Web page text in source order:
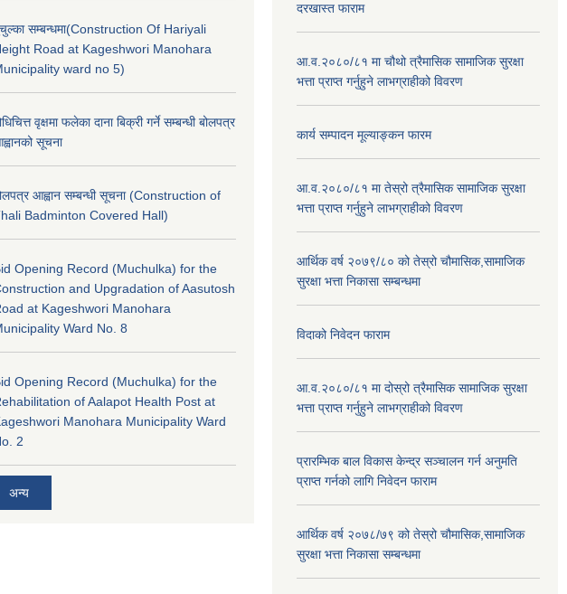
सम्बन्धमा(Construction Of Hariyali
Road at Kageshwori Manohara
ward no 5)
वृक्षमा फलेका दाना बिक्री गर्ने सम्बन्धी बोलपत्र
सूचना
आह्वान सम्बन्धी सूचना (Construction of
Badminton Covered Hall)
Opening Record (Muchulka) for the
and Upgradation of Aasutosh
at Kageshwori Manohara
Ward No. 8
Opening Record (Muchulka) for the
of Aalapot Health Post at
Manohara Municipality Ward
2
अन्य
दरखास्त फाराम
आ.व.२०८०/८१ मा चौथो त्रैमासिक सामाजिक सुरक्षा
भत्ता प्राप्त गर्नुहुने लाभग्राहीको विवरण
कार्य सम्पादन मूल्याङ्कन फारम
आ.व.२०८०/८१ मा तेस्रो त्रैमासिक सामाजिक सुरक्षा
भत्ता प्राप्त गर्नुहुने लाभग्राहीको विवरण
आर्थिक वर्ष २०७९/८० को तेस्रो चौमासिक,सामाजिक
सुरक्षा भत्ता निकासा सम्बन्धमा
विदाको निवेदन फाराम
आ.व.२०८०/८१ मा दोस्रो त्रैमासिक सामाजिक सुरक्षा
भत्ता प्राप्त गर्नुहुने लाभग्राहीको विवरण
प्रारम्भिक बाल विकास केन्द्र सञ्चालन गर्न अनुमति
प्राप्त गर्नको लागि निवेदन फाराम
आर्थिक वर्ष २०७८/७९ को तेस्रो चौमासिक,सामाजिक
सुरक्षा भत्ता निकासा सम्बन्धमा